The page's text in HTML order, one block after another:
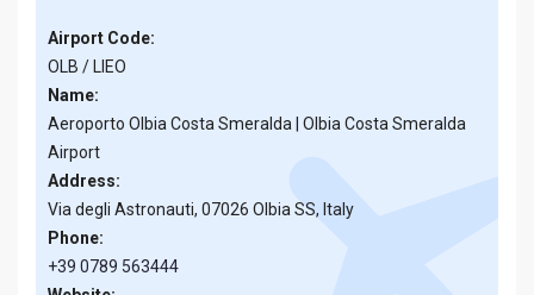
Airport Code:
OLB / LIEO
Name:
Aeroporto Olbia Costa Smeralda | Olbia Costa Smeralda
Airport
Address:
Via degli Astronauti, 07026 Olbia SS, Italy
Phone:
+39 0789 563444